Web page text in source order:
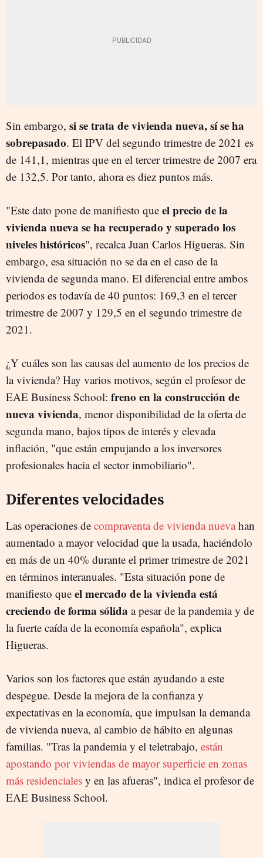
Sin embargo, si se trata de vivienda nueva, sí se ha
sobrepasado. El IPV del segundo trimestre de 2021 es
de 141,1, mientras que en el tercer trimestre de 2007 era
de 132,5. Por tanto, ahora es diez puntos más.
"Este dato pone de manifiesto que el precio de la
vivienda nueva se ha recuperado y superado los
niveles históricos", recalcaJuan Carlos Higueras. Sin
embargo, esa situación no se da en el caso de la
vivienda de segunda mano. El diferencial entre ambos
periodos es todavía de 40 puntos: 169,3 en el tercer
trimestre de 2007 y 129,5 en el segundo trimestre de
2021.
¿Y cuáles son las causas del aumento de los precios de
la vivienda? Hay varios motivos, según el profesor de
EAE Business School: freno en la construcción de
nueva vivienda, menor disponibilidad de la oferta de
segunda mano, bajos tipos de interés y elevada
inflación, "que están empujando a los inversores
profesionales hacia el sector inmobiliario".
Diferentesvelocidades
Las operaciones de compraventa de vivienda nuevahan
aumentado a mayor velocidad que la usada, haciéndolo
en más de un 40% durante el primer trimestre de 2021
en términos interanuales. "Esta situación pone de
manifiesto que el mercado de la vivienda está
creciendo de forma sólida a pesar de la pandemia y de
la fuerte caída de la economía española", explica
Higueras.
Varios son los factores que están ayudando a este
despegue. Desde la mejora de la confianza y
expectativas en la economía, que impulsan la demanda
de vivienda nueva, al cambio de hábito en algunas
familias. "Tras la pandemia y el teletrabajo, están
apostando por viviendas de mayor superficie en zonas
más residenciales y en las afueras", indica el profesor de
EAE Business School.